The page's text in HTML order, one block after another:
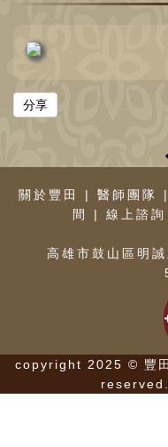
分享
關於豐田 | 醫師團隊 |
間
| 線上諮詢
高雄市鼓山區明
copyright 2025 © 豐
reserved.